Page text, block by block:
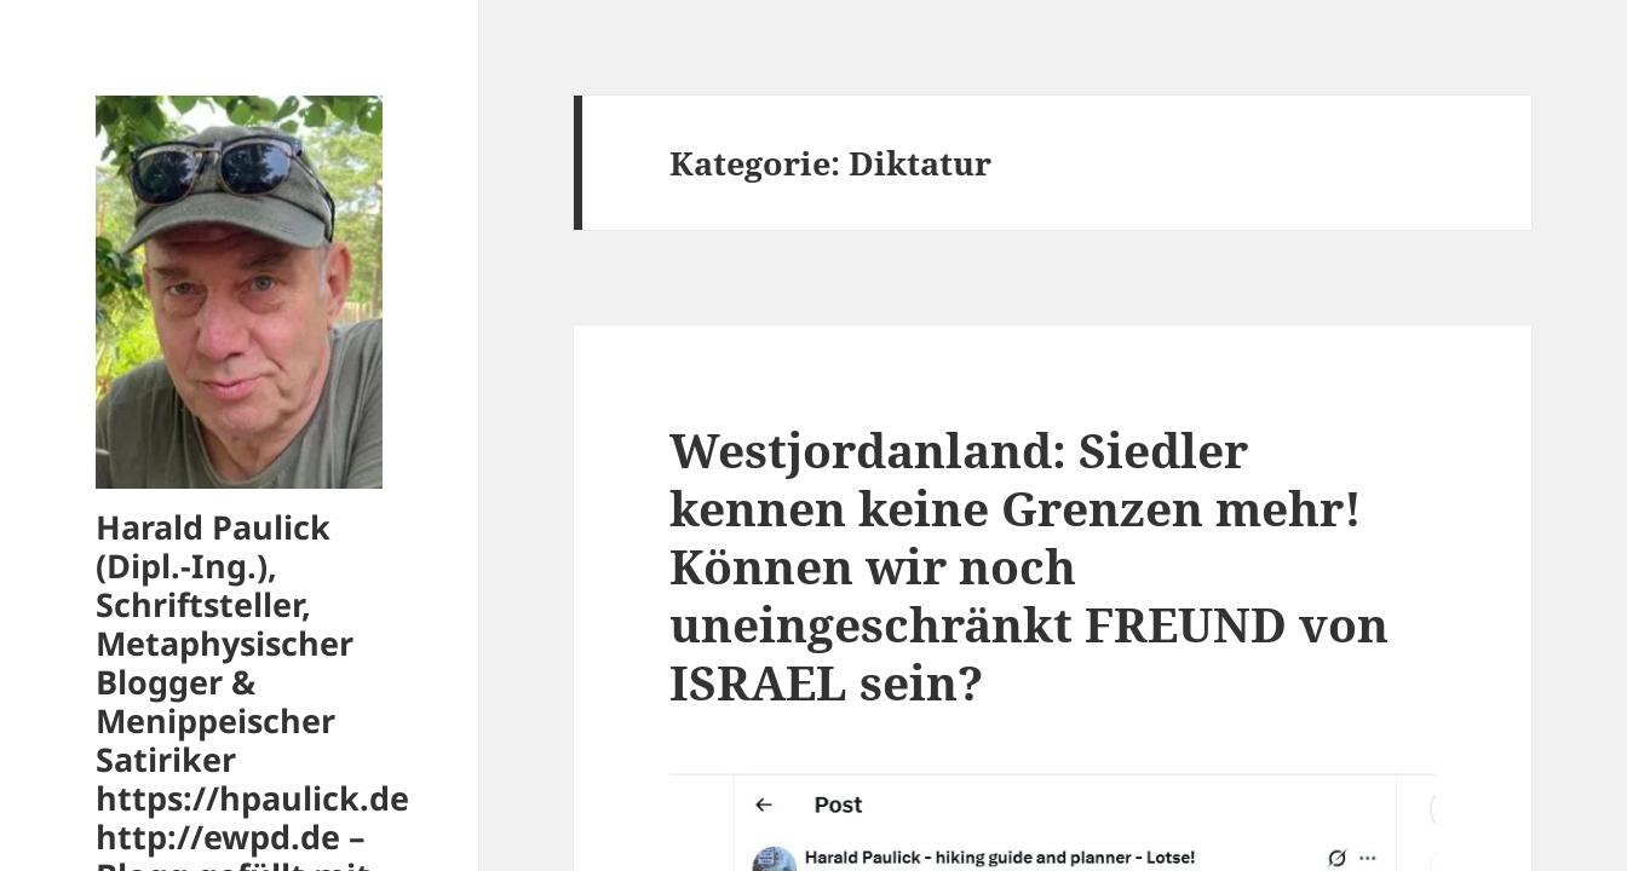
Harald Paulick
(Dipl.-Ing.),
Schriftsteller,
Metaphysischer
Blogger &
Menippeischer
Satiriker
https://hpaulick.de
http://ewpd.de –
Kategorie:Diktatur
Westjordanland: Siedler
kennen keine Grenzen mehr!
Können wir noch
uneingeschränkt FREUND von
ISRAEL sein?